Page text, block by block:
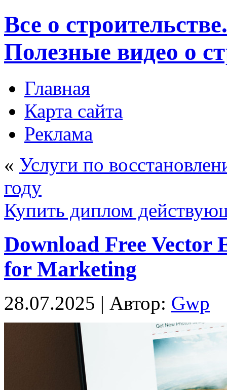
Все о
Полезные видео о
Главная
Карта сайта
Реклама
« Услуги по
году
Купить диплом
Download Free Vector
for Marketing
28.07.2025 | Автор: Gwp